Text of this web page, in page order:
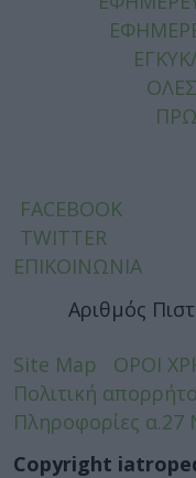
FACEBOOK
TWITTER
ΕΠΙΚΟΙΝΩΝΙΑ
Αριθμός
Site Map ΟΡΟΙ
Πολιτική
Πληροφορίες α.27
Copyright